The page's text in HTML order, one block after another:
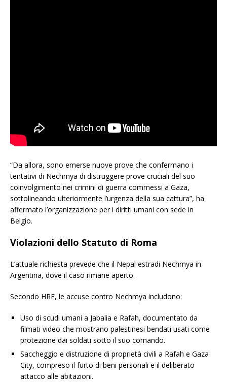
“Da allora, sono emerse nuove prove che confermano i
tentativi di Nechmya di distruggere prove cruciali del suo
coinvolgimento nei crimini di guerra commessi a Gaza,
sottolineando ulteriormente l’urgenza della sua cattura”, ha
affermato l’organizzazione per i diritti umani con sede in
Belgio.
Violazioni dello Statuto di Roma
L’attuale richiesta prevede che il Nepal estradi Nechmya in
Argentina, dove il caso rimane aperto.
Secondo HRF, le accuse contro Nechmya includono:
Uso di scudi umani a Jabalia e Rafah, documentato da
filmati video che mostrano palestinesi bendati usati come
protezione dai soldati sotto il suo comando.
Saccheggio e distruzione di proprietà civili a Rafah e Gaza
City, compreso il furto di beni personali e il deliberato
attacco alle abitazioni.